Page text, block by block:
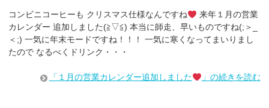
コンビニコーヒーも クリスマス仕様なんですね
来年１月の営業
カレンダー 追加しました(≧▽≦) 本当に師走、早いものですね(;＞_
＜;) 一気に年末モードですね！！！ 一気に寒くなってまいりまし
たので なるべくドリンク・・・
「１月の営業カレンダー追加しました 」の続きを読む